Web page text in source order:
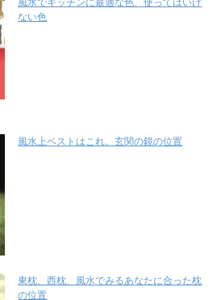
風水でキッチンに最適な色、使ってはいけ
ない色
風水上ベストはこれ。玄関の鏡の位置
東枕、西枕、風水でみるあなたに合った枕
の位置